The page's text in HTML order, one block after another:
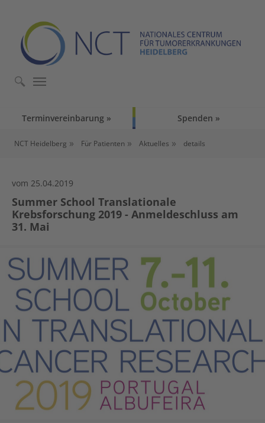
Terminvereinbarung Spenden
NCT Heidelberg Für Patienten Aktuelles details
vom 25.04.2019
Summer School Translationale
Krebsforschung 2019 - Anmeldeschluss am
31. Mai